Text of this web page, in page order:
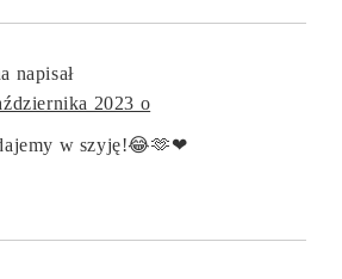
napisał
2023 o
w szyję!😂🫶❤